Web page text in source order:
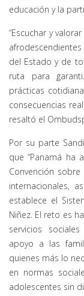
educación y la
“Escuchar y
del Estado y de
ruta para
prácticas
consecuencias
resaltó el
Por su parte
que “Panamá ha
Convención
internacionales,
establece el
Niñez. El reto es
servicios
apoyo a las
quienes más lo
en normas
adolescentes sin